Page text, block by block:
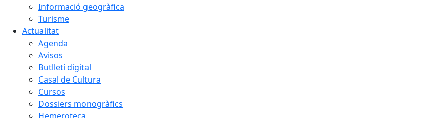
Informació geogràfica
Turisme
Actualitat
Agenda
Avisos
Butlletí digital
Casal de Cultura
Cursos
Dossiers monogràfics